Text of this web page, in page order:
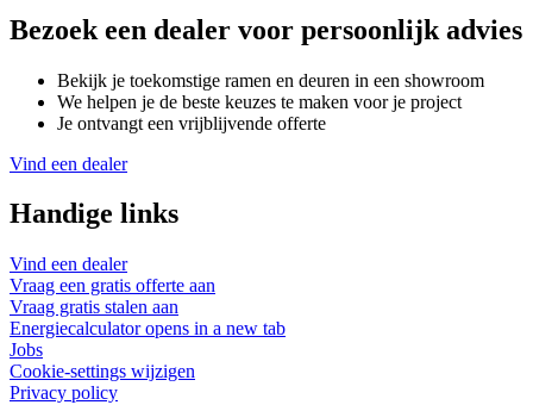
Bezoek een dealer voor persoonlijk advies
Bekijk je toekomstige ramen en deuren in een showroom
We helpen je de beste keuzes te maken voor je project
Je ontvangt een vrijblijvende offerte
Vind een dealer
Handige links
Vind een dealer
Vraag een gratis offerte aan
Vraag gratis stalen aan
Energiecalculator opens in a new tab
Jobs
Cookie-settings wijzigen
Privacy policy